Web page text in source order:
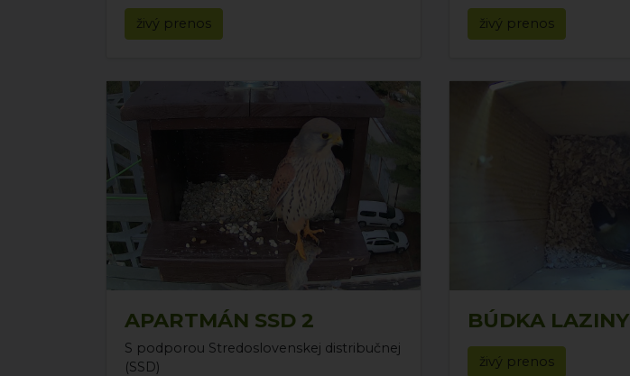
živý prenos živý prenos
APARTMÁN SSD 2
S podporou Stredoslovenskej distribučnej
(SSD)
BÚDKA LAZINY
živý prenos